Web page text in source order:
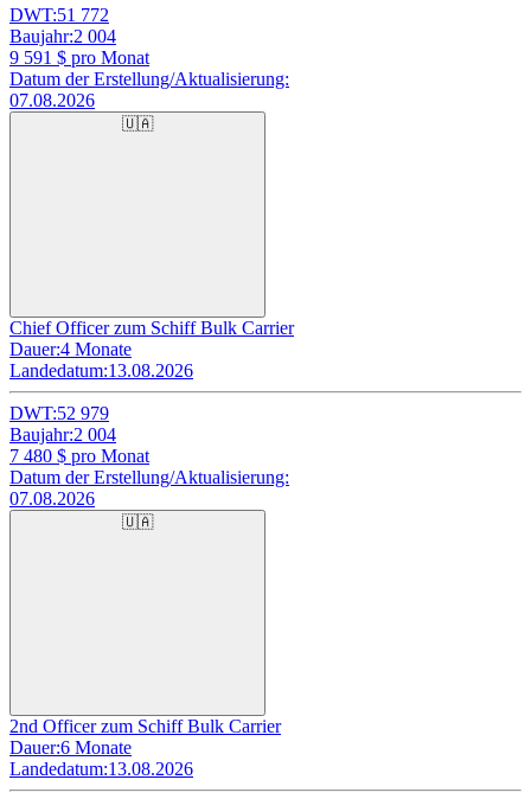
DWT:51 772
Baujahr:2 004
9 591 $ pro Monat
Datum der Erstellung/Aktualisierung:
07.08.2026
🇺🇦
Chief Officer zum Schiff Bulk Carrier
Dauer:4 Monate
Landedatum:13.08.2026
DWT:52 979
Baujahr:2 004
7 480 $ pro Monat
Datum der Erstellung/Aktualisierung:
07.08.2026
🇺🇦
2nd Officer zum Schiff Bulk Carrier
Dauer:6 Monate
Landedatum:13.08.2026